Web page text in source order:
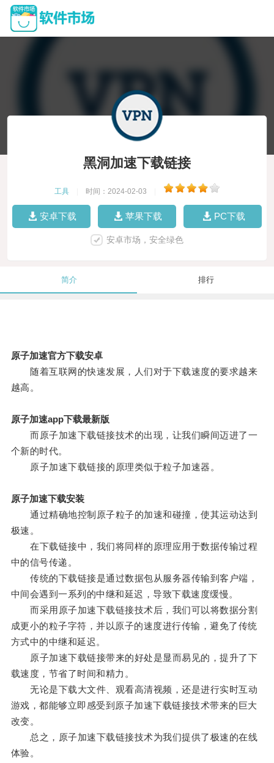
黑洞加速下载链接
工具 时间：2024-02-03
安卓下载 苹果下载 PC下载
安卓市场，安全绿色
简介 排行
原子加速官方下载安卓
随着互联网的快速发展，人们对于下载速度的要求越来
越高。
原子加速app下载最新版
而原子加速下载链接技术的出现，让我们瞬间迈进了一
个新的时代。
原子加速下载链接的原理类似于粒子加速器。
原子加速下载安装
通过精确地控制原子粒子的加速和碰撞，使其运动达到
极速。
在下载链接中，我们将同样的原理应用于数据传输过程
中的信号传递。
传统的下载链接是通过数据包从服务器传输到客户端，
中间会遇到一系列的中继和延迟，导致下载速度缓慢。
而采用原子加速下载链接技术后，我们可以将数据分割
成更小的粒子字符，并以原子的速度进行传输，避免了传统
方式中的中继和延迟。
原子加速下载链接带来的好处是显而易见的，提升了下
载速度，节省了时间和精力。
无论是下载大文件、观看高清视频，还是进行实时互动
游戏，都能够立即感受到原子加速下载链接技术带来的巨大
改变。
总之，原子加速下载链接技术为我们提供了极速的在线
体验。